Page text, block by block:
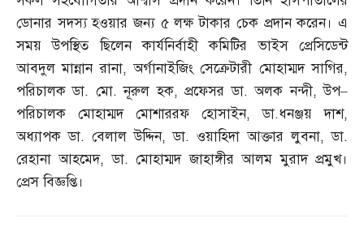
ডোনার সদস্য হওয়ার জন্য ৫ লক্ষ টাকার চেক প্রদান করেন। এ
সময় উপস্থিত ছিলেন কার্যনির্বাহী কমিটির ভাইস প্রেসিডেন্ট
আবদুল মান্নান রানা,অর্গানাইজিং সেক্রেটারী মোহাম্মদ সাগির,
পরিচালক ডা. মো.নূরুল হক,প্রফেসর ডা.অলক নন্দী,উপ–
পরিচালক মোহাম্মদ মোশাররফ হোসাইন,ডা.ধনঞ্জয় দাশ,
অধ্যাপক ডা. বেলাল উদ্দিন,ডা. ওয়াহিদা আক্তার লুবনা,ডা.
রেহানা আহমেদ,ডা.মোহাম্মদ জাহাঙ্গীর আলম মুরাদ প্রমুখ।
প্রেস বিজ্ঞপ্তি।